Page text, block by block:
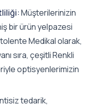
Müşterilerinizin
bir ürün yelpazesi
Medikal olarak,
sıra, çeşitli Renkli
optisyenlerimizin
tedarik,